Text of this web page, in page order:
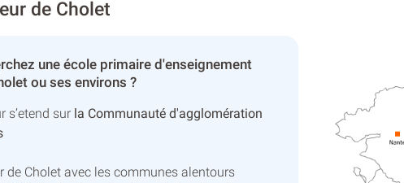
de Cholet
une école primaire d'enseignement
ou ses environs ?
s’etend sur la Communauté d'agglomération
de Cholet avec les communes alentours